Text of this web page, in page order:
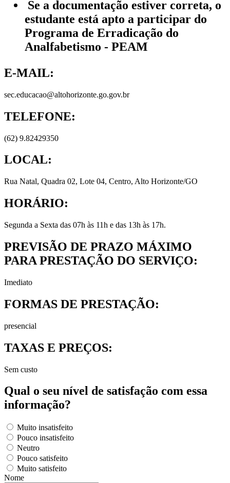
Se a documentação estiver correta, o
estudante está apto a participar do
Programa de Erradicação do
Analfabetismo - PEAM
E-MAIL:
sec.educacao@altohorizonte.go.gov.br
TELEFONE:
(62) 9.82429350
LOCAL:
Rua Natal, Quadra 02, Lote 04, Centro, Alto Horizonte/GO
HORÁRIO:
Segunda a Sexta das 07h às 11h e das 13h às 17h.
PREVISÃO DE PRAZO MÁXIMO
PARA PRESTAÇÃO DO SERVIÇO:
Imediato
FORMAS DE PRESTAÇÃO:
presencial
TAXAS E PREÇOS:
Sem custo
Qual o seu nível de satisfação com essa
informação?
Muito insatisfeito
Pouco insatisfeito
Neutro
Pouco satisfeito
Muito satisfeito
Nome